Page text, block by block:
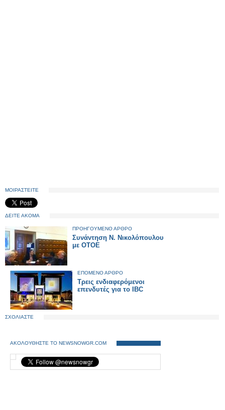
ΜΟΙΡΑΣΤΕΙΤΕ
ΔΕΙΤΕ ΑΚΟΜΑ
ΠΡΟΗΓΟΥΜΕΝΟ ΑΡΘΡΟ
Συνάντηση Ν. Νικολόπουλου
με ΟΤΟΕ
ΕΠΟΜΕΝΟ ΑΡΘΡΟ
Τρεις ενδιαφερόμενοι
επενδυτές για το ΙΒC
ΣΧΟΛΙΑΣΤΕ
ΑΚΟΛΟΥΘΗΣΤΕ ΤΟ NEWSNOWGR.COM